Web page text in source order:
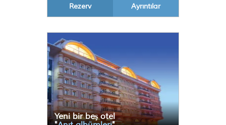
Rezerv Ayrıntılar
Yeni bir beş otel